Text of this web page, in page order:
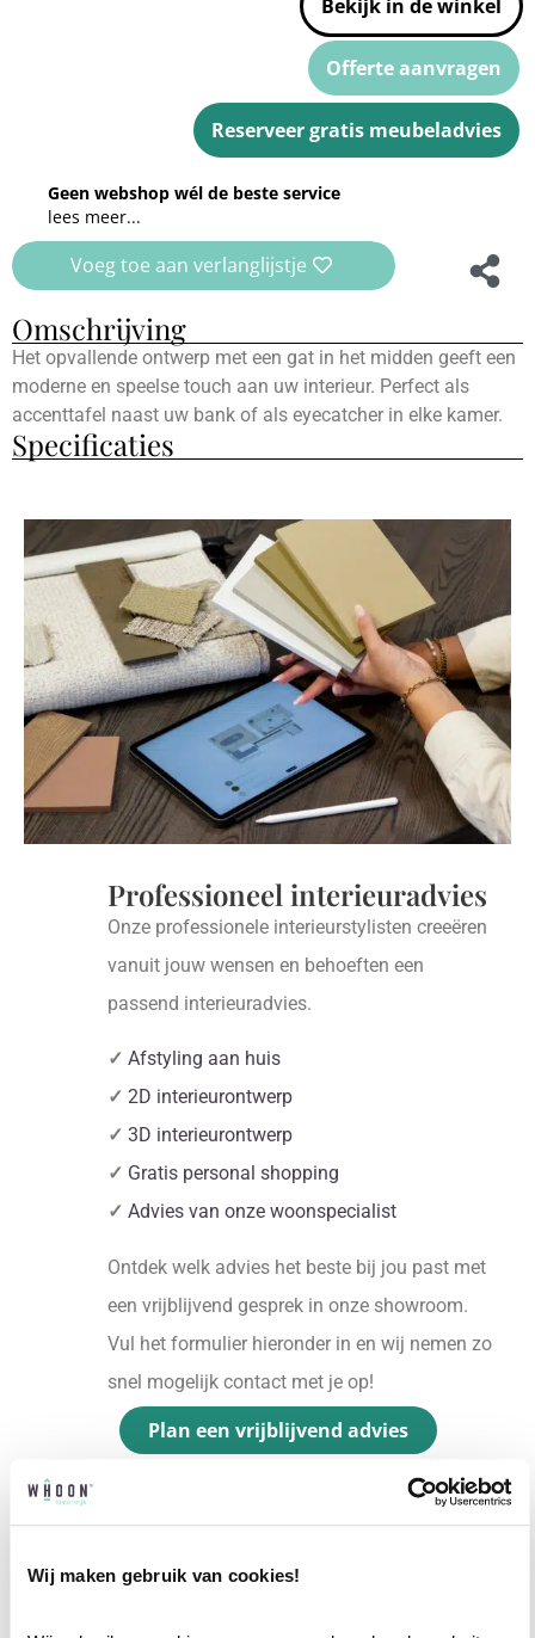
Wij maken gebruik van cookies!
Bekijk in de winkel
Offerte aanvragen
Reserveer gratis meubeladvies
Geen webshop wél de beste service
lees meer...
Voeg toe aan verlanglijstje
Omschrijving
Het opvallende ontwerp met een gat in het midden geeft een
moderne en speelse touch aan uw interieur. Perfect als
accenttafel naast uw bank of als eyecatcher in elke kamer.
Specificaties
Professioneel interieuradvies
Onze professionele interieurstylisten creeëren
vanuit jouw wensen en behoeften een
passend interieuradvies.
✓ Afstyling aan huis
✓ 2D interieurontwerp
✓ 3D interieurontwerp
✓ Gratis personal shopping
✓ Advies van onze woonspecialist
Ontdek welk advies het beste bij jou past met
een vrijblijvend gesprek in onze showroom.
Vul het formulier hieronder in en wij nemen zo
snel mogelijk contact met je op!
Plan een vrijblijvend advies